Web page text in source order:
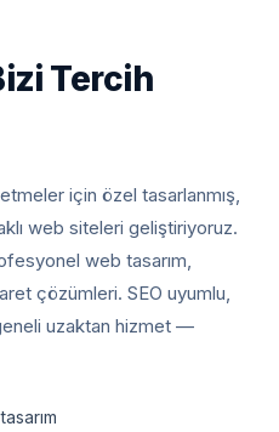
Tercih
için özel tasarlanmış,
web siteleri geliştiriyoruz.
web tasarım,
çözümleri. SEO uyumlu,
uzaktan hizmet —